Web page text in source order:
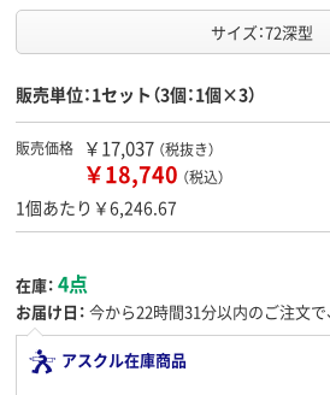
サイズ：72深型
販売単位：1セット（3個：1個×3）
販売価格 ￥17,037 （税抜き）
￥18,740 （税込）
1個あたり￥6,246.67
在庫： 4点
お届け日： 今から22時間31分以内のご注文で
アスクル在庫商品